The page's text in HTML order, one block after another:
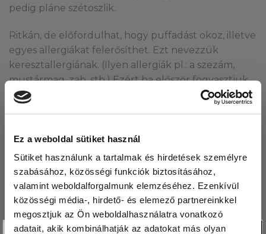
Ez a weboldal sütiket használ
Sütiket használunk a tartalmak és hirdetések személyre
szabásához, közösségi funkciók biztosításához,
valamint weboldalforgalmunk elemzéséhez. Ezenkívül
közösségi média-, hirdető- és elemező partnereinkkel
megosztjuk az Ön weboldalhasználatra vonatkozó
adatait, akik kombinálhatják az adatokat más olyan
pedig pláne szétoszlik.
Ritkán, de előfordulhat, hogy puffadást okoz, illetve
egyes allergiákat felerősíthet. Ezt nevezzük
keresztallergiának. (Ilyen allergiák pl.: a szezám,
mustármag, zab, stb.) Ezért ha először fogyasztjuk,
csak kis mennyiséget kóstoljuk elsőre és figyeljük
fogyasztható.
A chia mag élettani
hatásai
Miért fogyasszunk
kölespelyhet?
Köszönjük,hogy